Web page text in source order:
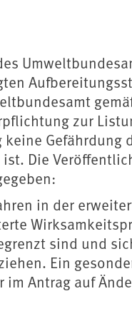
zur
Gefährdung
Die
in der
sind und
Ein
Antrag auf